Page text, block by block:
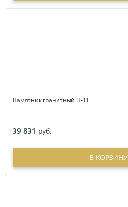
Памятник гранитный П-11
39 831 руб.
В КОРЗИНУ